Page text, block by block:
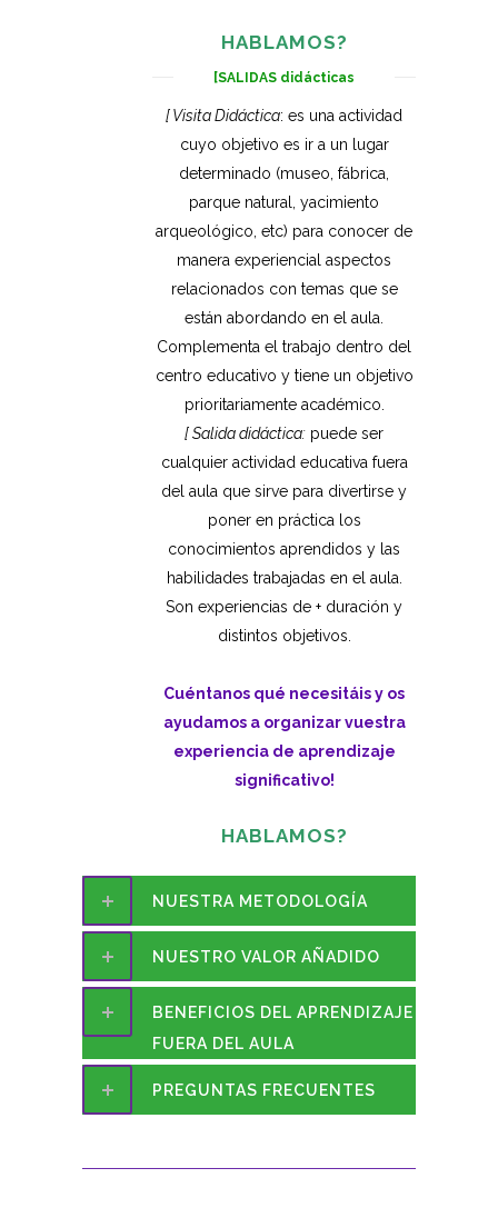
HABLAMOS?
[SALIDAS didácticas
[ Visita Didáctica: es una actividad
cuyo objetivo es ir a un lugar
determinado (museo, fábrica,
parque natural, yacimiento
arqueológico, etc) para conocer de
manera experiencial aspectos
relacionados con temas que se
están abordando en el aula.
Complementa el trabajo dentro del
centro educativo y tiene un objetivo
prioritariamente académico.
[ Salida didáctica: puede ser
cualquier actividad educativa fuera
del aula que sirve para divertirse y
poner en práctica los
conocimientos aprendidos y las
habilidades trabajadas en el aula.
Son experiencias de + duración y
distintos objetivos.
Cuéntanos qué necesitáis y os
ayudamos a organizar vuestra
experiencia de aprendizaje
significativo!
HABLAMOS?
NUESTRA METODOLOGÍA
NUESTRO VALOR AÑADIDO
BENEFICIOS DEL APRENDIZAJE
FUERA DEL AULA
PREGUNTAS FRECUENTES